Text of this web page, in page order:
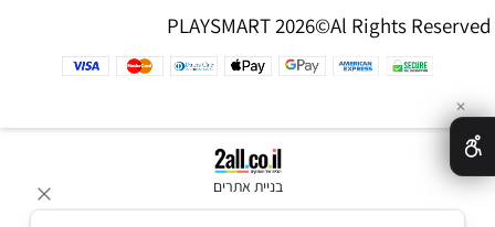
PLAYSMART 2026©Al Rights Reserved
בניית אתרים
✕